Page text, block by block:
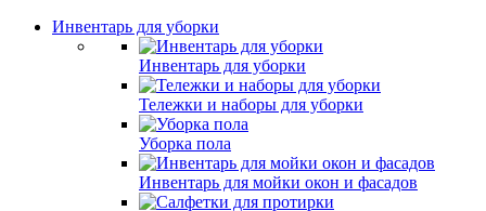
Инвентарь для уборки
Инвентарь для уборки
Тележки и наборы для уборки
Уборка пола
Инвентарь для мойки окон и фасадов